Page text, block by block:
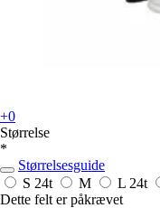
+0
Størrelse
*
Størrelsesguide
S 24t M L 24t
Dette felt er påkrævet